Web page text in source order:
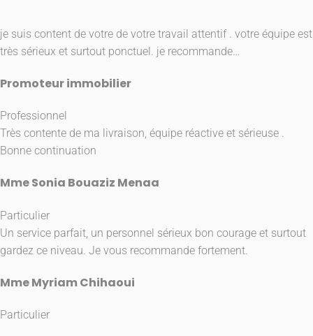
je suis content de votre de votre travail attentif . votre équipe est
très sérieux et surtout ponctuel. je recommande…
Promoteur immobilier
Professionnel
Très contente de ma livraison, équipe réactive et sérieuse .
Bonne continuation
Mme Sonia Bouaziz Menaa
Particulier
Un service parfait, un personnel sérieux bon courage et surtout
gardez ce niveau. Je vous recommande fortement.
Mme Myriam Chihaoui
Particulier